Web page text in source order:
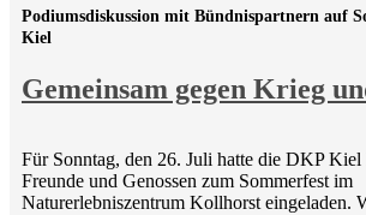
Gemeinsam gegen Krieg
Podiumsdiskussion mit Bündnispartnern auf
Kiel
Für Sonntag, den 26. Juli hatte die DKP Kiel
Freunde und Genossen zum Sommerfest im
Naturerlebniszentrum Kollhorst eingeladen.